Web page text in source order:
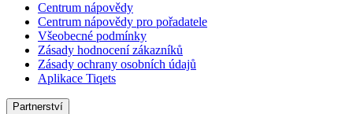
Centrum nápovědy
Centrum nápovědy pro pořadatele
Všeobecné podmínky
Zásady hodnocení zákazníků
Zásady ochrany osobních údajů
Aplikace Tiqets
Partnerství